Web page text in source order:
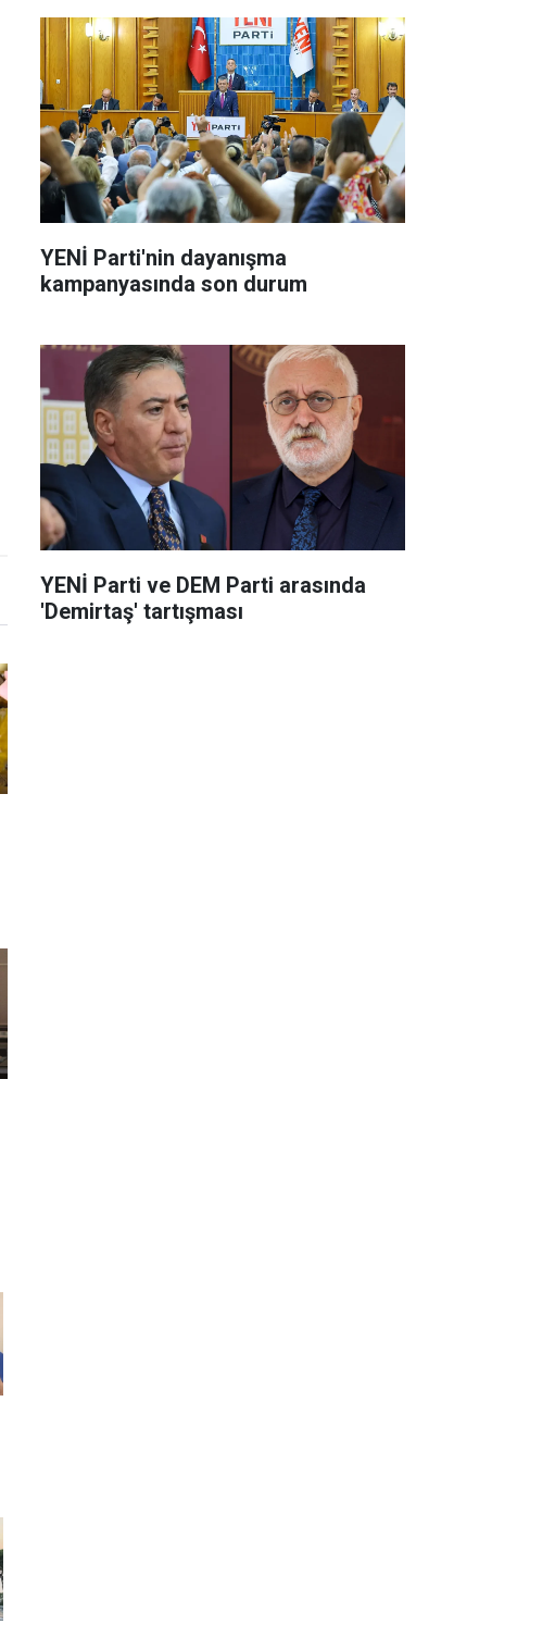
YENİ Parti'nin dayanışma
kampanyasında son durum
YENİ Parti ve DEM Parti arasında
'Demirtaş' tartışması